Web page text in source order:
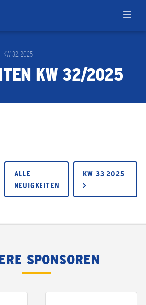
KW 32, 2025
KW 32/2025
ALLE
NEUIGKEITEN
KW 33 2025
>
SPONSOREN